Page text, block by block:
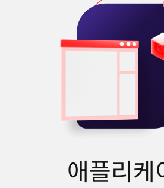
애플리케